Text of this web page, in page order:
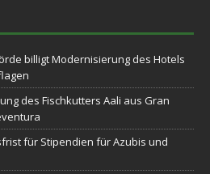
billigt Modernisierung des Hotels
des Fischkutters Aali aus Gran
für Stipendien für Azubis und